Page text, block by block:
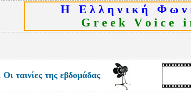
Η Ε λ λ η ν ι κ ή Φ ω ν
G r e e k V o i c e i
ταινίες της εβδομάδας